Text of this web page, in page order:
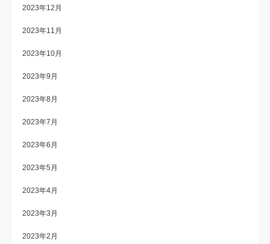
2023年12月
2023年11月
2023年10月
2023年9月
2023年8月
2023年7月
2023年6月
2023年5月
2023年4月
2023年3月
2023年2月